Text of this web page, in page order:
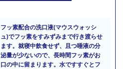
フッ素配合の洗口液(マウスウォッシ
ュ)でフッ素をすみずみまで行き渡らせ
ます。就寝中飲食せず、且つ唾液の分
泌量が少ないので、長時間フッ素がお
口の中に留まります。水ですすぐとフ